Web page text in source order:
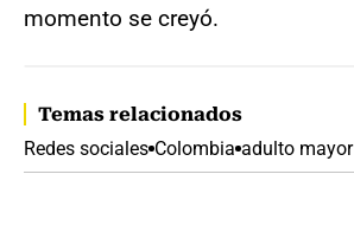
momento se creyó.
Temas relacionados
Redes sociales Colombia adulto mayor